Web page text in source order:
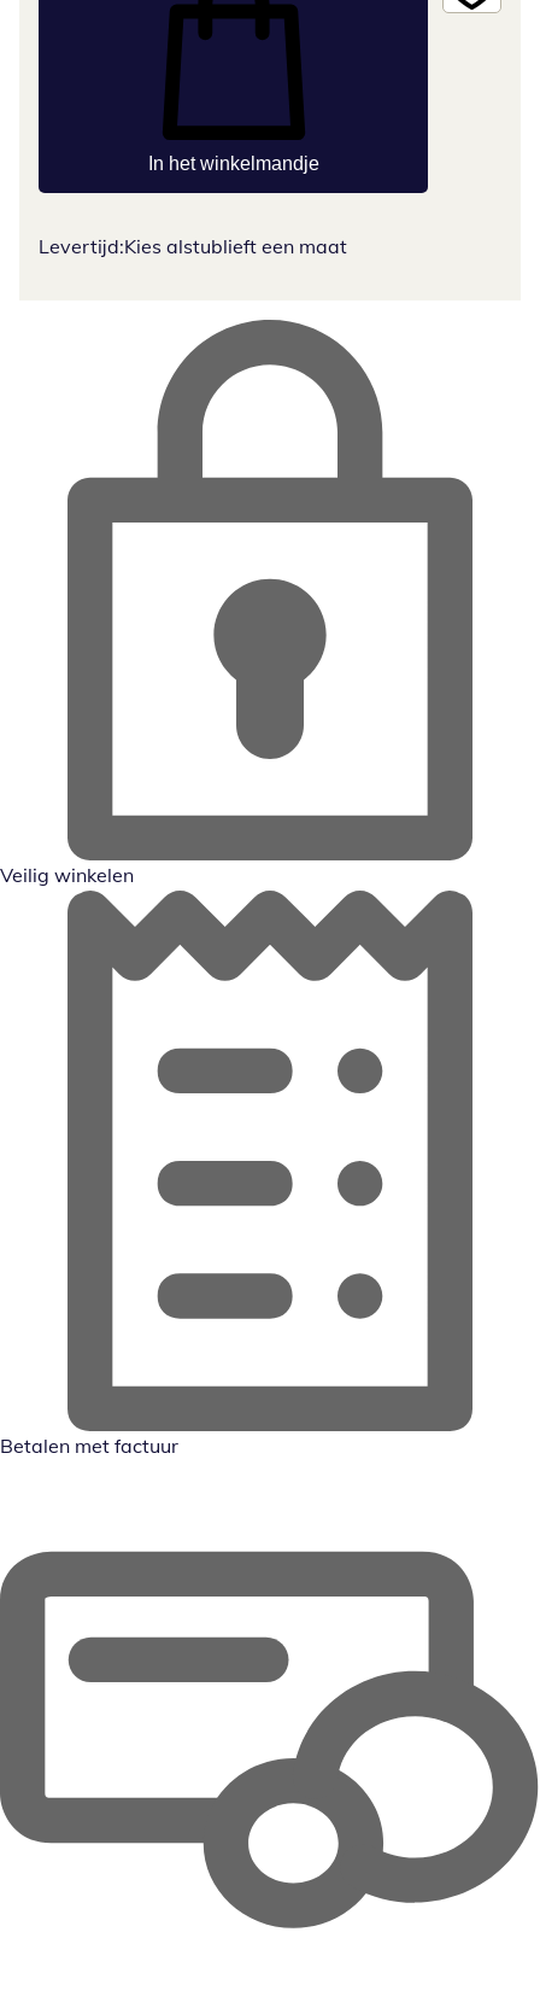
In het winkelmandje
Levertijd:Kies alstublieft een maat
Veilig winkelen
Betalen met factuur